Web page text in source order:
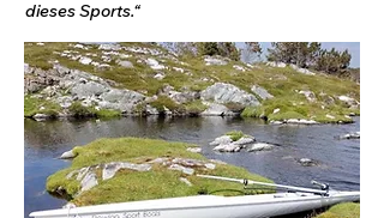
dieses Sports.“